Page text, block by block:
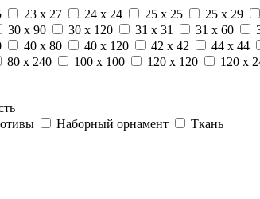
23 x 27 24 x 24 25 x 25 25 x 29
30 x 90 30 x 120 31 x 31 31 x 60
40 x 80 40 x 120 42 x 42 44 x 44
80 x 240 100 x 100 120 x 120 120 x
Наборный орнамент Ткань